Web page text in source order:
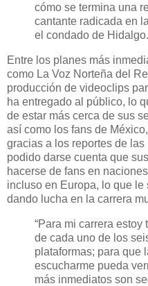
cómo se termina una
cantante radicada en
el condado de Hidalgo.
Entre los planes más
como La Voz Norteña del
producción de videoclips
ha entregado al público, lo
de estar más cerca de sus
así como los fans de
gracias a los reportes de
podido darse cuenta que
hacerse de fans en
incluso en Europa, lo que
dando lucha en la carrera
“Para mi carrera
de cada uno de los
plataformas; para que
escucharme pueda
más inmediatos son